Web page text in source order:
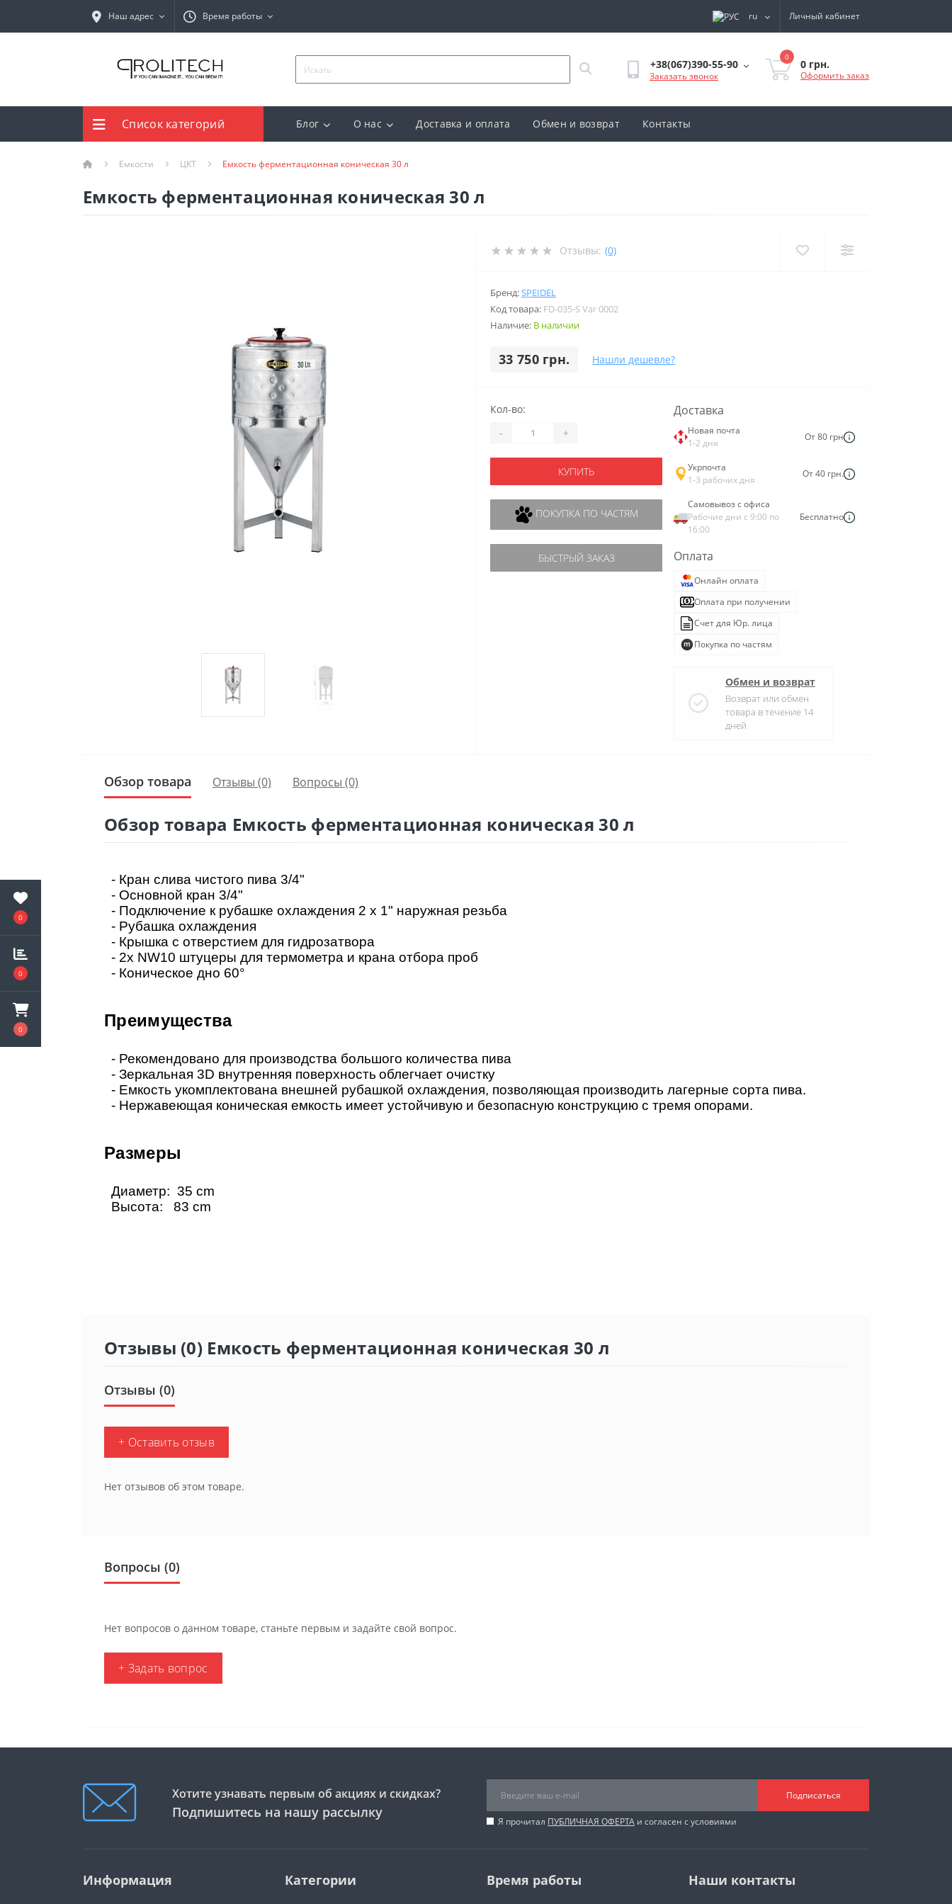
0
0
0
Наш адрес Время работы ru Личный кабинет
+38(067)390-55-90
Заказать звонок
0
0 грн.
Оформить заказ
Список категорий Блог О нас Доставка и оплата Обмен и возврат Контакты
Емкости ЦКТ Емкость ферментационная коническая 30 л
Емкость ферментационная коническая 30 л
Отзывы: (0)
Бренд:SPEIDEL
Код товара: FD-035-S Var 0002
Наличие: В наличии
33 750 грн. Нашли дешевле?
Кол-во:
- +
КУПИТЬ
ПОКУПКА ПО ЧАСТЯМ
БЫСТРЫЙ ЗАКАЗ
Доставка
Новая почта
1-2 дня
От 80 грн
Укрпочта
1-3 рабочих дня
От 40 грн.
Самовывоз с офиса
Рабочие дни с 9:00 по
16:00
Бесплатно
Оплата
Онлайн оплата
Оплата при получении
Счет для Юр. лица
Покупка по частям
Обмен и возврат
Возврат или обмен
товара в течение 14
дней
Обзор товара Отзывы (0) Вопросы (0)
Обзор товара Емкость ферментационная коническая 30 л
- Кран слива чистого пива 3/4"
- Основной кран 3/4"
- Подключение к рубашке охлаждения 2 x 1" наружная резьба
- Рубашка охлаждения
- Крышка с отверстием для гидрозатвора
- 2x NW10 штуцеры для термометра и крана отбора проб
- Коническое дно 60°
Преимущества
- Рекомендовано для производства большого количества пива
- Зеркальная 3D внутренняя поверхность облегчает очистку
- Емкость укомплектована внешней рубашкой охлаждения, позволяющая производить лагерные сорта пива.
- Нержавеющая коническая емкость имеет устойчивую и безопасную конструкцию с тремя опорами.
Размеры
Диаметр: 35 cm
Высота: 83 cm
Отзывы (0) Емкость ферментационная коническая 30 л
Отзывы (0)
+ Оставить отзыв
Нет отзывов об этом товаре.
Вопросы (0)
Нет вопросов о данном товаре, станьте первым и задайте свой вопрос.
+ Задать вопрос
Хотите узнавать первым об акциях и скидках?
Подпишитесь на нашу рассылку
Подписаться
Я прочитал ПУБЛИЧНАЯ ОФЕРТА и согласен с условиями
Информация Категории Время работы Наши контакты